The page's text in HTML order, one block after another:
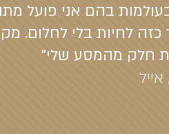
בהם אני פועל
לחיות בלי לחלום.
חלק מהמסע שלי"